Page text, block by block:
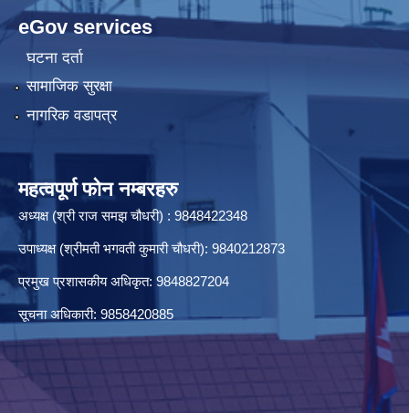
eGov services
घटना दर्ता
सामाजिक सुरक्षा
नागरिक वडापत्र
महत्वपूर्ण फोन नम्बरहरु
अध्यक्ष (श्री राज समझ चौधरी) : 9848422348
उपाध्यक्ष (श्रीमती भगवती कुमारी चौधरी): 9840212873
प्रमुख प्रशासकीय अधिकृत: 9848827204
सूचना अधिकारी: 9858420885